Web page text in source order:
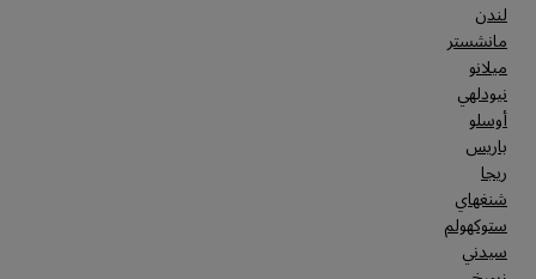
لندن
مانشستر
ميلانو
نيودلهي
أوسلو
باريس
ريجا
شنغهاي
ستوكهولم
سيدني